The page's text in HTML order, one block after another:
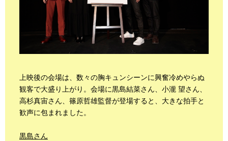
上映後の会場は、数々の胸キュンシーンに興奮冷めやらぬ
観客で大盛り上がり。会場に黒島結菜さん、小瀧 望さん、
高杉真宙さん、篠原哲雄監督が登場すると、大きな拍手と
歓声に包まれました。
黒島さん